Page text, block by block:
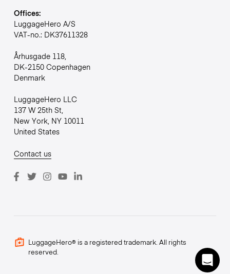
Offices:
LuggageHero A/S
VAT-no.: DK37611328
Århusgade 118,
DK-2150 Copenhagen
Denmark
LuggageHero LLC
137 W 25th St,
New York, NY 10011
United States
Contact us
LuggageHero® is a registered trademark. All rights
reserved.